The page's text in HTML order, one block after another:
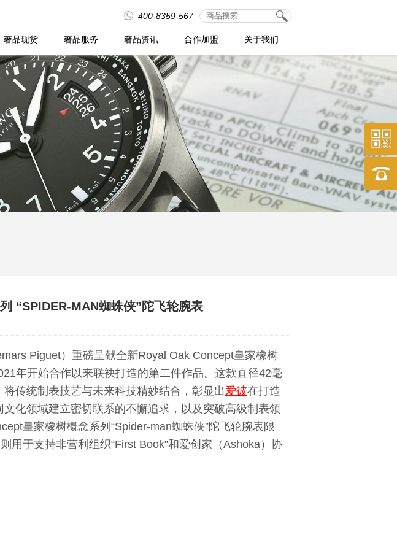
400-8359-567
奢品现货 奢品服务 奢品资讯 合作加盟 关于我们
“SPIDER-MAN蜘蛛侠”陀飞轮腕表
Piguet）重磅呈献全新Royal Oak Concept皇家橡树
年开始合作以来联袂打造的第二件作品。这款直径42毫
传统制表技艺与未来科技精妙结合，彰显出爱彼在打造
文化领域建立密切联系的不懈追求，以及突破高级制表领
皇家橡树概念系列“Spider-man蜘蛛侠”陀飞轮腕表限
用于支持非营利组织“First Book”和爱创家（Ashoka）协